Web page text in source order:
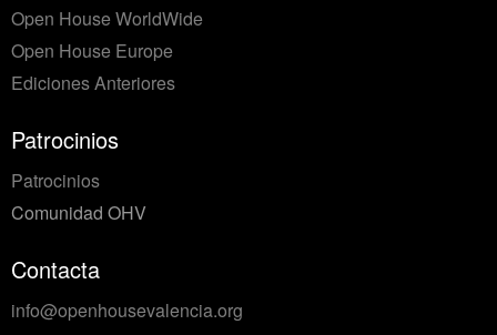
Open House WorldWide
Open House Europe
Ediciones Anteriores
Patrocinios
Patrocinios
Comunidad OHV
Contacta
info@openhousevalencia.org